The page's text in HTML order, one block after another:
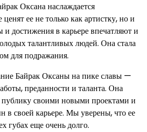
Оксана наслаждается
ее не только как артистку, но и
и достижения в карьере впечатляют и
талантливых людей. Она стала
для подражания.
Байрак Оксаны на пике славы —
преданности и таланта. Она
публику своими новыми проектами и
в своей карьере. Мы уверены, что ее
губах еще очень долго.